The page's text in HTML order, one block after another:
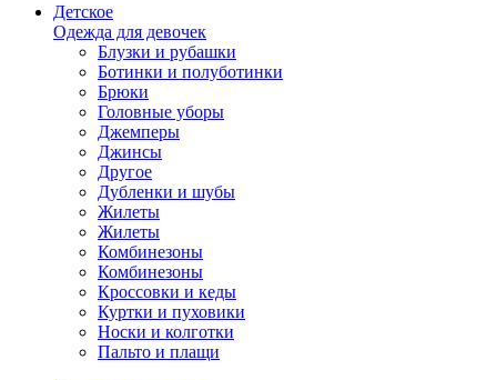
Детское
Одежда для девочек
Блузки и рубашки
Ботинки и полуботинки
Брюки
Головные уборы
Джемперы
Джинсы
Другое
Дубленки и шубы
Жилеты
Жилеты
Комбинезоны
Комбинезоны
Кроссовки и кеды
Куртки и пуховики
Носки и колготки
Пальто и плащи